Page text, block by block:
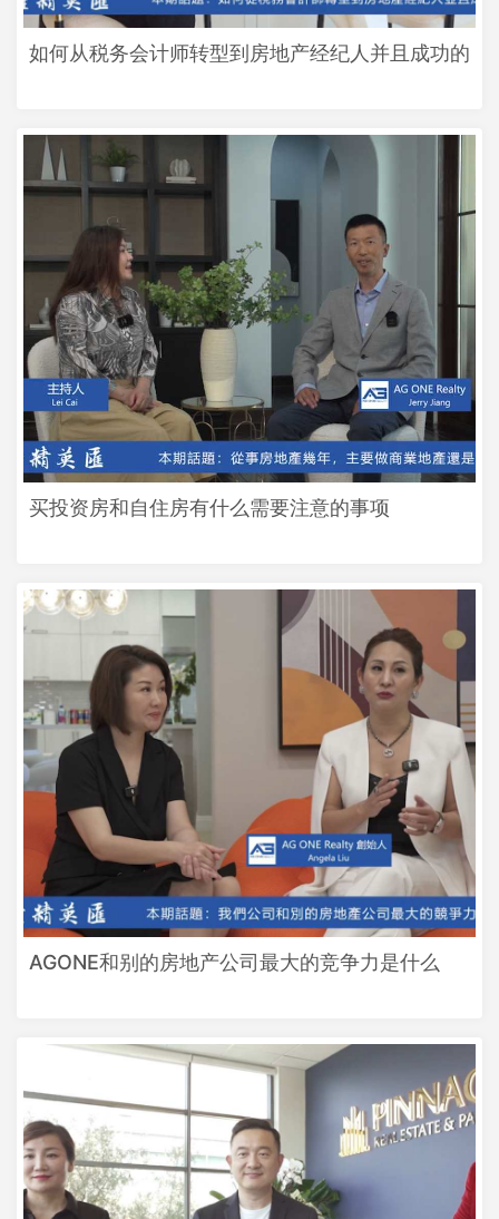
如何从税务会计师转型到房地产经纪人并且成功的
买投资房和自住房有什么需要注意的事项
AGONE和别的房地产公司最大的竞争力是什么